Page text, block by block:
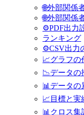
🌐外部関係
🌐外部関係
⚙PDF出力
ランキング
⚙️CSV出力
📈グラフの
📉データの
📊データの
📈目標と実
📊クロス集